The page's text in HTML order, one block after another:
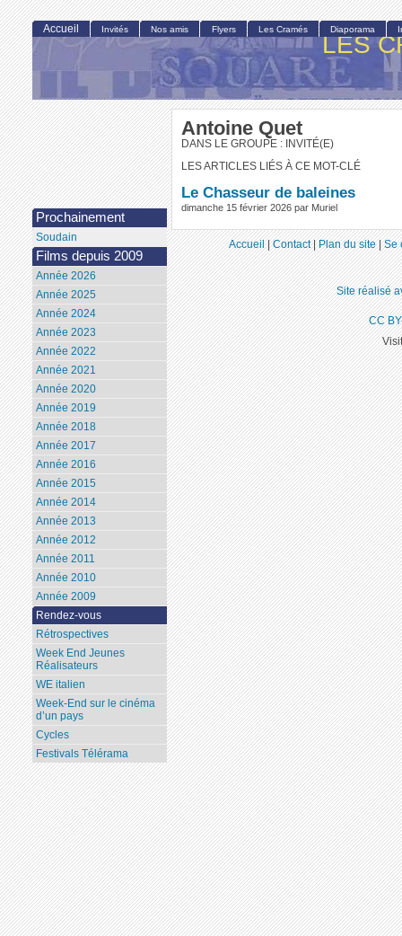
LES
Antoine Quet
DANS LE GROUPE : INVITÉ(E)
LES ARTICLES LIÉS À CE MOT-CLÉ
Le Chasseur de baleines
dimanche 15 février 2026 par Muriel
Accueil Invités Nos amis Flyers Les Cramés Diaporama
Prochainement
Soudain
Films depuis 2009
Année 2026
Année 2025
Année 2024
Année 2023
Année 2022
Année 2021
Année 2020
Année 2019
Année 2018
Année 2017
Année 2016
Année 2015
Année 2014
Année 2013
Année 2012
Année 2011
Année 2010
Année 2009
Rendez-vous
Rétrospectives
Week End Jeunes
Réalisateurs
WE italien
Week-End sur le cinéma
d’un pays
Cycles
Festivals Télérama
Accueil|Contact|Plan du site|Se
Site réalisé
CC